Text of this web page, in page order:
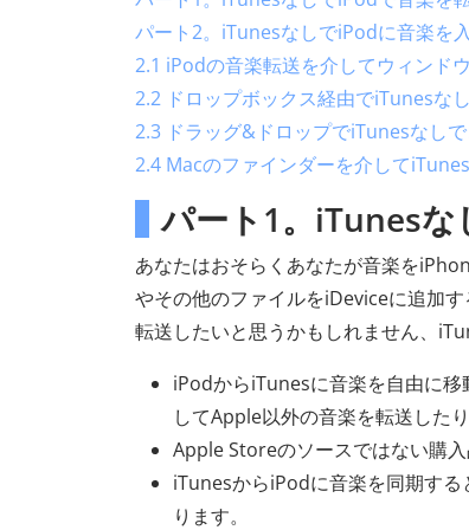
パート2。iTunesなしでiPodに音楽を
2.1 iPodの音楽転送を介してウィンド
2.2 ドロップボックス経由でiTunesな
2.3 ドラッグ&ドロップでiTunesなし
2.4 Macのファインダーを介して
パート1。iTunesな
あなたはおそらくあなたが音楽を
やその他のファイルをiDeviceに追加
転送したいと思うかもしれません、
iPodからiTunesに音楽を自由に
してApple以外の音楽を転送した
Apple Storeのソースではない購
iTunesからiPodに音楽を同期す
ります。